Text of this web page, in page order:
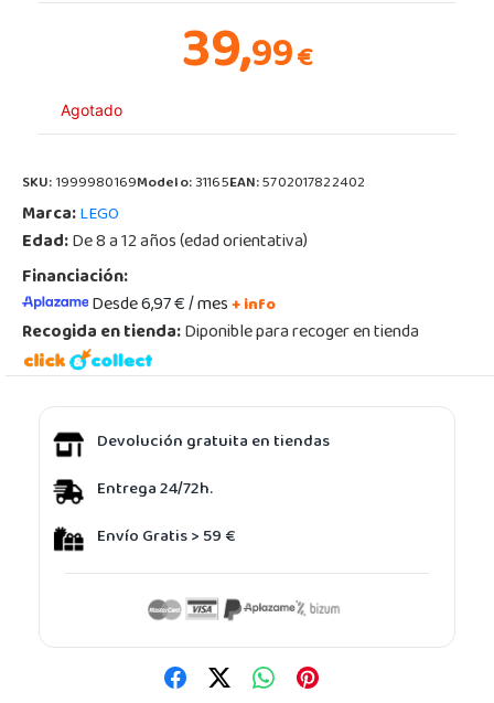
39,99€
Agotado
SKU:1999980169Modelo:31165EAN:5702017822402
Marca:LEGO
Edad:De 8 a 12 años (edad orientativa)
Financiación:
Desde 6,97 € / mes+ info
Recogida en tienda:Diponible para recoger en tienda
Devolución gratuita en tiendas
Entrega 24/72h.
Envío Gratis > 59 €